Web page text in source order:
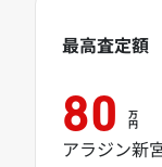
最高査定額
80 万
円
アラジン新